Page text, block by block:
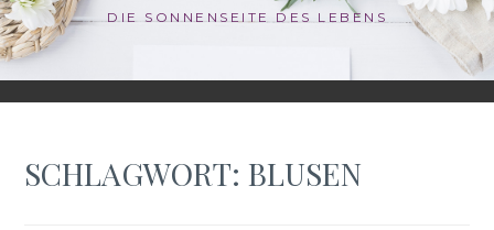
DIE SONNENSEITE DES LEBENS
SCHLAGWORT:BLUSEN